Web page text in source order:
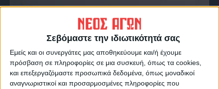
Σεβόμαστε την ιδιωτικότητά σας
Εμείς και οι συνεργάτες μας αποθηκεύουμε και/ή έχουμε
πρόσβαση σε πληροφορίες σε μια συσκευή, όπως τα cookies,
και επεξεργαζόμαστε προσωπικά δεδομένα, όπως μοναδικοί
αναγνωριστικοί και προσαρμοσμένες πληροφορίες που